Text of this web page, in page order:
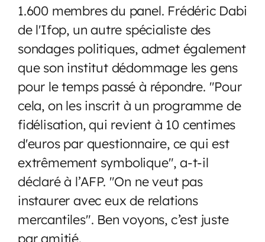
1.600 membres du panel. Frédéric Dabi
de l'Ifop, un autre spécialiste des
sondages politiques, admet également
que son institut dédommage les gens
pour le temps passé à répondre. "Pour
cela, on les inscrit à un programme de
fidélisation, qui revient à 10 centimes
d'euros par questionnaire, ce qui est
extrêmement symbolique", a-t-il
déclaré à l’AFP. "On ne veut pas
instaurer avec eux de relations
mercantiles". Ben voyons, c’est juste
par amitié.